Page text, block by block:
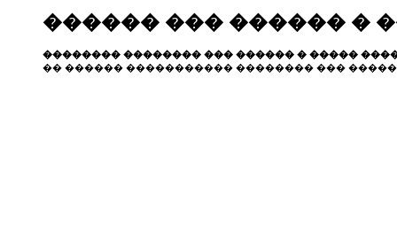
������ ��� ������ �
�������� �������� ��� ������ � �����
�� ������ ����������� �������� ���